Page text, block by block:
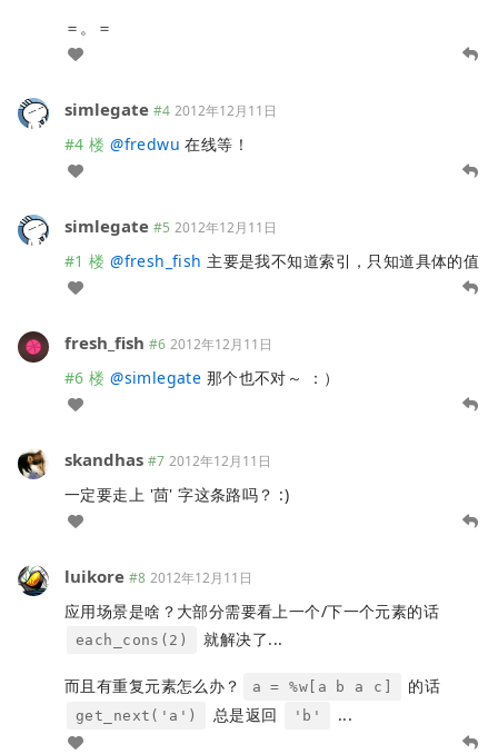
＝。＝
simlegate #4 2012年12月11日
#4 楼 @fredwu 在线等！
simlegate #5 2012年12月11日
#1 楼 @fresh_fish 主要是我不知道索引，只知道具体的值
fresh_fish #6 2012年12月11日
#6 楼 @simlegate 那个也不对～ ：）
skandhas #7 2012年12月11日
一定要走上 '茴' 字这条路吗？ :)
luikore #8 2012年12月11日
应用场景是啥？大部分需要看上一个/下一个元素的话
each_cons(2) 就解决了...
而且有重复元素怎么办？ a = %w[a b a c] 的话
get_next('a') 总是返回 'b' ...